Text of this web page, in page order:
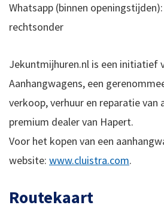
Whatsapp (binnen
rechtsonder
Jekuntmijhuren.nl is een initiatief
Aanhangwagens, een
verkoop, verhuur en reparatie van
premium dealer van Hapert.
Voor het kopen van een
website: www.cluistra.com.
Routekaart